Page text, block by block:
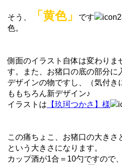
そう、 「黄色」 です
色。
側面のイラスト自体は変わりま
す。また、お猪口の底の部分に
デザインの物ですし、（気付き
ももちろん新デザイン♪
イラストは 【玖珂つかさ】様
この痛ちょこ、お猪口の大きさ
という大きさになります。
カップ酒が1合＝10勺ですので